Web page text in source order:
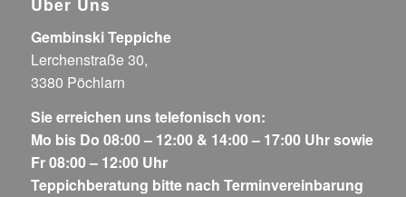
Gembinski Teppiche
Lerchenstraße 30,
3380 Pöchlarn
Sie erreichen uns telefonisch von:
Mo bis Do 08:00 – 12:00 & 14:00 – 17:00 Uhr sowie
Fr 08:00 – 12:00 Uhr
Teppichberatung bitte nach Terminvereinbarung